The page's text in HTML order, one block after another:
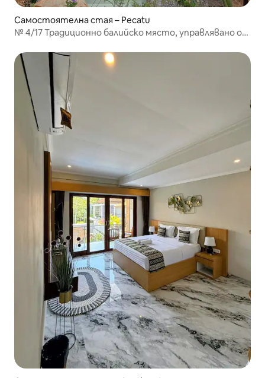
Самостоятелна стая – Pecatu
№ 4/17 Традиционно балийско място, управлявано от